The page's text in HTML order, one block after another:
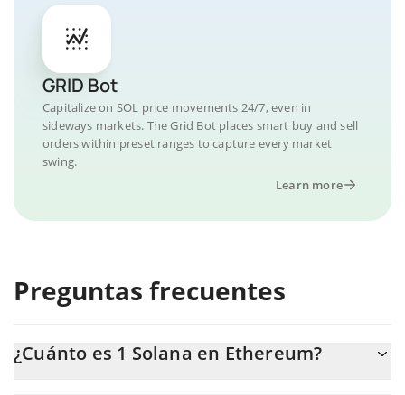
GRID Bot
Capitalize on SOL price movements 24/7, even in
sideways markets. The Grid Bot places smart buy and sell
orders within preset ranges to capture every market
swing.
Learn more
Preguntas frecuentes
¿Cuánto es 1 Solana en Ethereum?